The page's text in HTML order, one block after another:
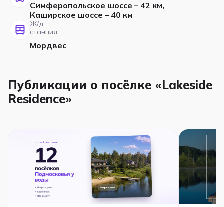
Симферопольское шоссе – 42 км,
Каширское шоссе – 40 км
Ж/д
станция
Мордвес
Публикации о посёлке «Lakeside
Residence»